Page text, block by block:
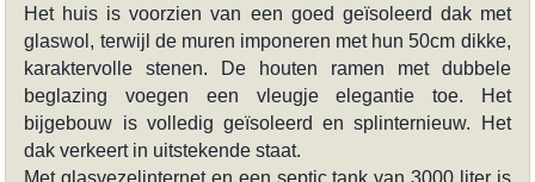
Het huis is voorzien van een goed geïsoleerd dak met
glaswol, terwijl de muren imponeren met hun 50cm dikke,
karaktervolle stenen. De houten ramen met dubbele
beglazing voegen een vleugje elegantie toe. Het
bijgebouw is volledig geïsoleerd en splinternieuw. Het
dak verkeert in uitstekende staat.